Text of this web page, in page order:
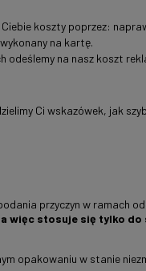
koszty poprzez:
na kartę.
odeślemy na nasz koszt
Ci wskazówek, jak
przyczyn w ramach
więc stosuje się tylko
opakowaniu w stanie